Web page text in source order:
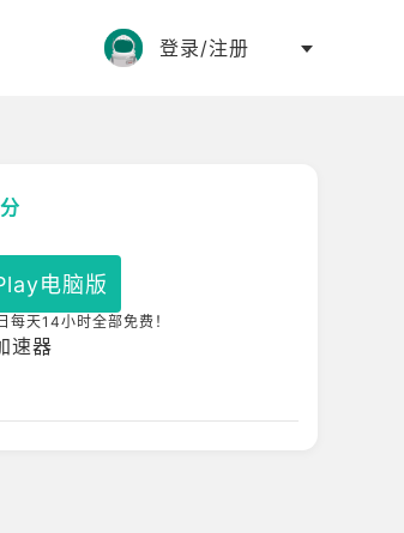
登录/注册
分
电脑版
每天14小时全部免费！
速器